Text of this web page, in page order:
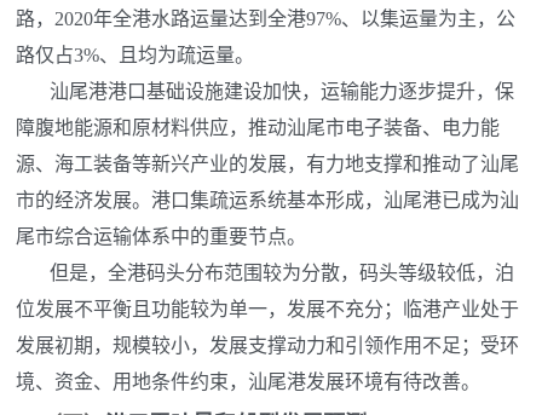
路，2020年全港水路运量达到全港97%、以集运量为主，公
路仅占3%、且均为疏运量。
汕尾港港口基础设施建设加快，运输能力逐步提升，保
障腹地能源和原材料供应，推动汕尾市电子装备、电力能
源、海工装备等新兴产业的发展，有力地支撑和推动了汕尾
市的经济发展。港口集疏运系统基本形成，汕尾港已成为汕
尾市综合运输体系中的重要节点。
但是，全港码头分布范围较为分散，码头等级较低，泊
位发展不平衡且功能较为单一，发展不充分；临港产业处于
发展初期，规模较小，发展支撑动力和引领作用不足；受环
境、资金、用地条件约束，汕尾港发展环境有待改善。